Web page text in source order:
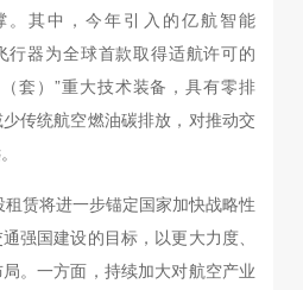
。其中，今年引入的亿航智能
行器为全球首款取得适航许可的
套）”重大技术装备，具有零排
传统航空燃油碳排放，对推动交
赁将进一步锚定国家加快战略性
强国建设的目标，以更大力度、
。一方面，持续加大对航空产业